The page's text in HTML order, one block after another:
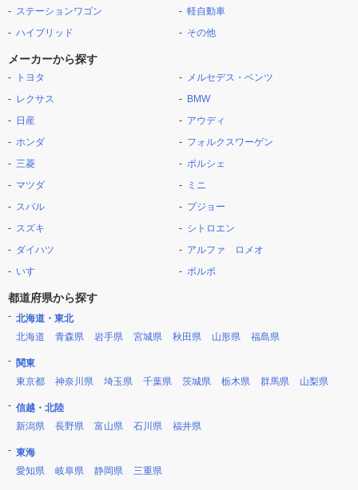
ステーションワゴン
ハイブリッド
軽自動車
その他
メーカーから探す
トヨタ
レクサス
日産
ホンダ
三菱
マツダ
スバル
スズキ
ダイハツ
いすゞ
メルセデス・ベンツ
BMW
アウディ
フォルクスワーゲン
ポルシェ
ミニ
プジョー
シトロエン
アルファ ロメオ
ボルボ
都道府県から探す
北海道・東北
北海道
青森県 岩手県 宮城県 秋田県 山形県 福島県
関東
東京都
神奈川県 埼玉県 千葉県 茨城県 栃木県 群馬県 山梨県
信越・北陸
新潟県
長野県 富山県 石川県 福井県
東海
愛知県
岐阜県 静岡県 三重県